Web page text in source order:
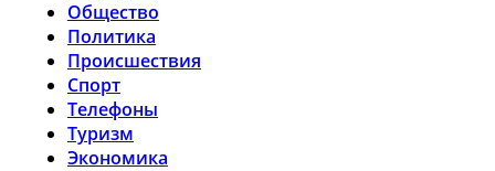
Общество
Политика
Происшествия
Спорт
Телефоны
Туризм
Экономика